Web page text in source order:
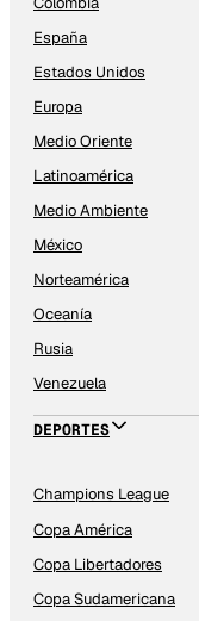
España
Estados Unidos
Europa
Medio Oriente
Latinoamérica
Medio Ambiente
México
Norteamérica
Oceanía
Rusia
Venezuela
DEPORTES
Champions League
Copa América
Copa Libertadores
Copa Sudamericana